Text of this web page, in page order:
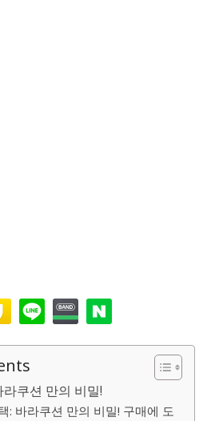
쿠션 만의 비밀!
: 바라쿠션 만의 비밀! 구매에 도